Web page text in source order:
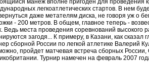
манеж вполне пригоден для проведения
легкоатлетических стартов. В нем
даже метателям диска, не говоря уж о
- 200 метров. В общем, главное теперь -
Ведь места проведения соревнований высокого
загодя... К примеру, в Казани, как сказал
сборной России по легкой атлетике Валерий
пройдет матчевая встреча сборных
Турнир намечен на февраль 2007